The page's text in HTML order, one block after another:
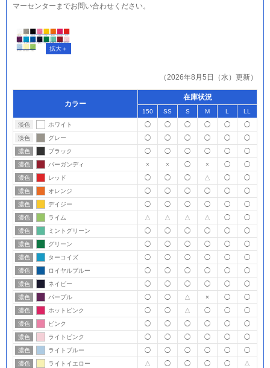
マーセンターまでお問い合わせください。
（2026年8月5日（水）更新）
カラー
在庫状況
150 SS S M L
LL
淡色
ホワイト ◯ ◯ ◯ ◯ ◯
◯
淡色
グレー ◯ ◯ ◯ ◯ ◯
◯
濃色
ブラック ◯ ◯ ◯ ◯ ◯
◯
濃色
バーガンディ × × ◯ × ◯
◯
濃色
レッド ◯ ◯ ◯ △ ◯
◯
濃色
オレンジ ◯ ◯ ◯ ◯ ◯
◯
濃色
デイジー ◯ ◯ ◯ ◯ ◯
◯
濃色
ライム △ △ △ △ ◯
◯
濃色
ミントグリーン ◯ ◯ ◯ ◯ ◯
◯
濃色
グリーン ◯ ◯ ◯ ◯ ◯
◯
濃色
ターコイズ ◯ ◯ ◯ ◯ ◯
◯
濃色
ロイヤルブルー ◯ ◯ ◯ ◯ ◯
◯
濃色
ネイビー ◯ ◯ ◯ ◯ ◯
◯
濃色
パープル ◯ ◯ △ × ◯
◯
濃色
ホットピンク ◯ ◯ △ ◯ ◯
◯
濃色
ピンク ◯ ◯ ◯ ◯ ◯
◯
濃色
ライトピンク ◯ ◯ ◯ ◯ ◯
◯
濃色
ライトブルー ◯ ◯ ◯ ◯ ◯
◯
濃色
ライトイエロー △ ◯ ◯ ◯ ◯ △